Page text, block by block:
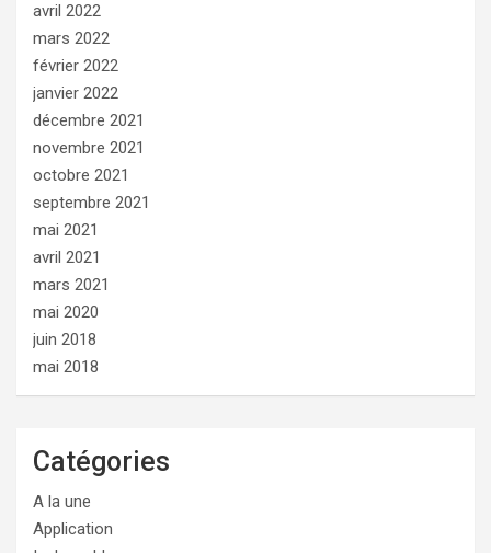
avril 2022
mars 2022
février 2022
janvier 2022
décembre 2021
novembre 2021
octobre 2021
septembre 2021
mai 2021
avril 2021
mars 2021
mai 2020
juin 2018
mai 2018
Catégories
A la une
Application